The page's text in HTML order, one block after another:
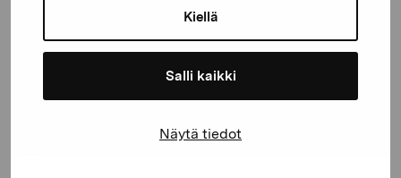
Kiellä
Salli kaikki
Näytä tiedot